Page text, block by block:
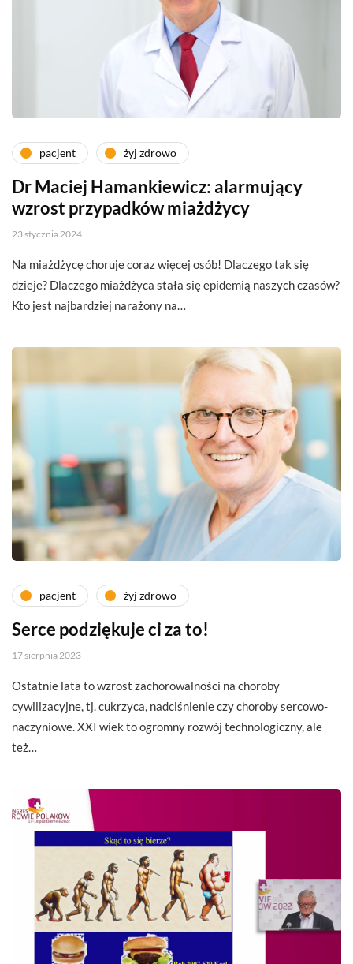
pacjent żyj zdrowo
Dr Maciej Hamankiewicz: alarmujący
wzrost przypadków miażdżycy
23 stycznia 2024
Na miażdżycę choruje coraz więcej osób! Dlaczego tak się
dzieje? Dlaczego miażdżyca stała się epidemią naszych czasów?
Kto jest najbardziej narażony na…
pacjent żyj zdrowo
Serce podziękuje ci za to!
17 sierpnia 2023
Ostatnie lata to wzrost zachorowalności na choroby
cywilizacyjne, tj. cukrzyca, nadciśnienie czy choroby sercowo-
naczyniowe. XXI wiek to ogromny rozwój technologiczny, ale
też…